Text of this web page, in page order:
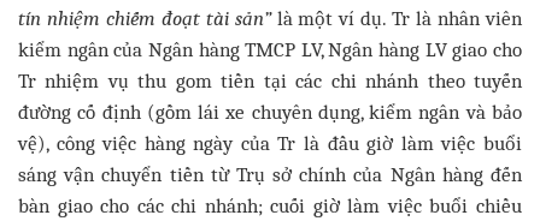
tín nhiệm chiếm đoạt tài sản”là một ví dụ. Tr là nhân viên
kiểm ngân của Ngân hàng TMCP LV, Ngân hàng LV giao cho
Tr nhiệm vụ thu gom tiền tại các chi nhánh theo tuyến
đường cố định (gồm lái xe chuyên dụng, kiểm ngân và bảo
vệ), công việc hàng ngày của Tr là đầu giờ làm việc buổi
sáng vận chuyển tiền từ Trụ sở chính của Ngân hàng đến
bàn giao cho các chi nhánh; cuối giờ làm việc buổi chiều